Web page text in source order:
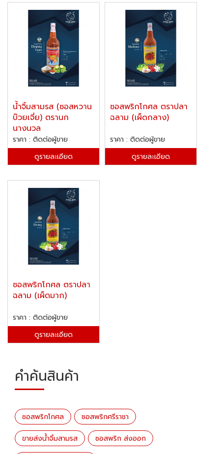
น้ำจิ้มสามรส (ซอสหวาน
บ๊วยเจี่ย) ตรานก
นางนวล
ราคา : ติดต่อผู้ขาย
ดูรายละเอียด
ซอสพริกโกศล ตราปลา
ฉลาม (เผ็ดกลาง)
ราคา : ติดต่อผู้ขาย
ดูรายละเอียด
ซอสพริกโกศล ตราปลา
ฉลาม (เผ็ดมาก)
ราคา : ติดต่อผู้ขาย
ดูรายละเอียด
คำค้นสินค้า
ซอสพริกโกศล ซอสพริกศรีราชา
ขายส่งน้ำจิ้มสามรส ซอสพริก ส่งออก